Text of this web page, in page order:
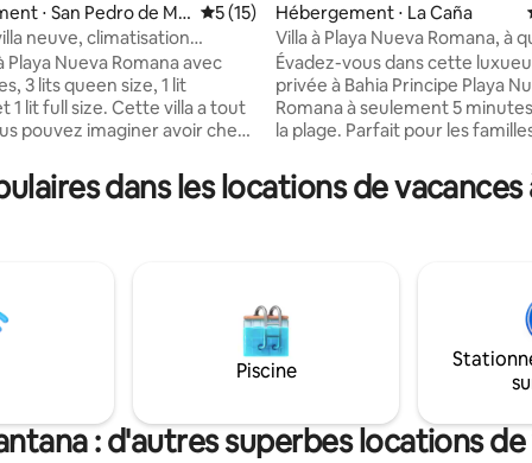
la base de 58 commentaires : 4,95 sur 5
⋅ San Pedro de Ma
Évaluation moyenne sur la base de 15
5 (15)
neuve, climatisation
calme avec golf
Playa Nueva Romana avec
3 lits queen size, 1 lit
1 lit full size. Cette villa a tout
pouvez imaginer avoir chez
rapide, barbecue à gaz
communauté dispose d'une
hôteliers et de bien d'autres
Venez simplement avec
profiter… Sécurité à 100 %,
Je vous loue en supplément
Hébergement ⋅ La Caña
Villa à Playa Nueva Romana, à
pas de la plage.
Évadez-vous dans cette
privée à Bahia Principe Playa
Romana à seulement 5
la plage. Parfait pour les
confort, tranquillité et commodité.
que vous allez adorer : ✔
spacieux – Design ouvert.
moderne : cuisinez, dînez et
confortablement.
complexe hôtelier – Sécurité et
environnement luxuriant.
maintenant et commencez à
des souvenirs
dans les locations de vacances
Piscine
: d'autres superbes locations